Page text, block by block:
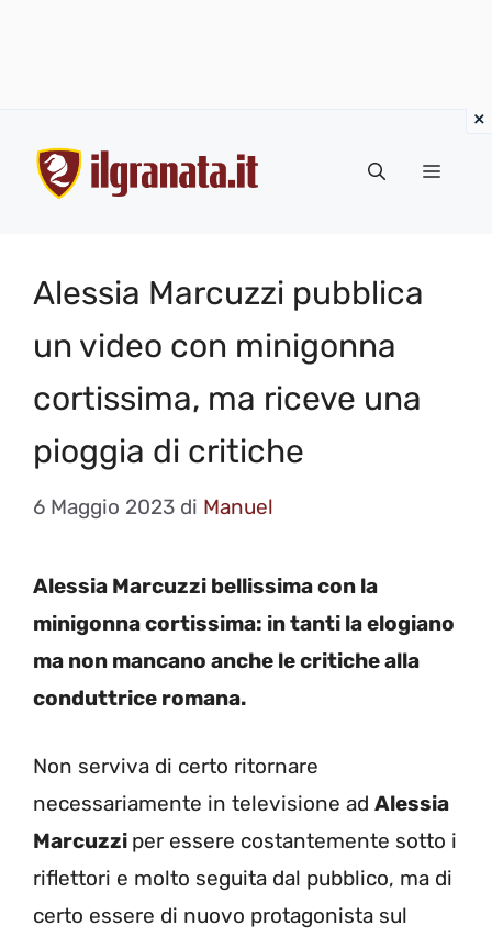
contenuto
Menu
Alessia Marcuzzi pubblica
un video con minigonna
cortissima, ma riceve una
pioggia di critiche
6 Maggio 2023 di Manuel
Alessia Marcuzzi bellissima con la
minigonna cortissima: in tanti la elogiano
ma non mancano anche le critiche alla
conduttrice romana.
Non serviva di certo ritornare
necessariamente in televisione ad Alessia
Marcuzzi per essere costantemente sotto i
riflettori e molto seguita dal pubblico, ma di
certo essere di nuovo protagonista sul